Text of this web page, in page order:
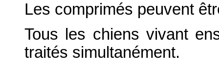
Les comprimés peuvent
Tous les chiens vivant
traités simultanément.